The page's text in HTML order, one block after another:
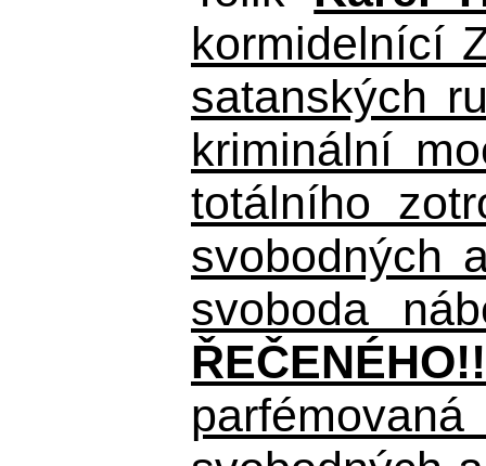
kormidelnící
satanských
kriminální
totálního
svobodných
svoboda